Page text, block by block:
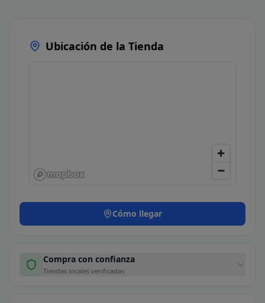
Ubicación de la Tienda
Cómo llegar
Compra con confianza
Tiendas locales verificadas